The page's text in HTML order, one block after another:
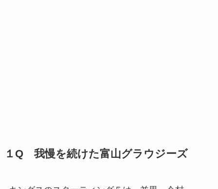
１Q 我慢を続けた富山グラウジーズ